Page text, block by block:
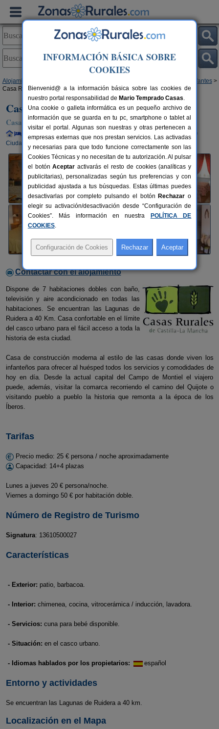
Alojamientos Villanueva de Los Infantes>
Casa Rural Iris
Casa Rural Iris
Casa Rural en Villanueva de Los Infantes (Ciudad Real)
Alquiler completo y por habitaciones 14+4 plazas
95 km de
Ciudad Real
Contactar con el alojamiento
Dispone de 7 habitaciones dobles con baño,
televisión y aire acondicionado en todas las
habitaciones. Se encuentran las Lagunas de
Ruidera a 40 Km. Casa confortable en el límite
del casco urbano para el fácil acceso a toda la
historia de esta ciudad.
Casa de construcción moderna al estilo de las casas donde viven los
infanteños para ofrecer al huésped todos los servicios y comodidades de
hoy en día. Desde la actual capital del Campo de Montiel el viajero
puede, además, visitar la comarca recorriendo el camino del Quijote o
visitando pueblo a pueblo la historia que remonta a la época de los
Íberos.
Tarifas
Precio medio: 25 € persona / noche aproximadamente
Capacidad: 14+4 plazas
Lunes a jueves 20 € persona/noche.
Viernes a domingo 50 € por habitación doble.
Número de Registro de Turismo
Signatura: 13610500027
Características
- Exterior: patio, barbacoa.
- Interior: chimenea, cocina, vitrocerámica / inducción, lavadora.
- Servicios: cuna para bebé disponible.
- Situación: en el casco urbano.
- Idiomas hablados por los propietarios: español
Entorno y actividades
Se encuentran las Lagunas de Ruidera a 40 km.
Localización en el Mapa
INFORMACIÓN BÁSICA SOBRE
COOKIES
Bienvenid@ a la información básica sobre las cookies de
nuestro portal responsabilidad de Mario Temprado Casas.
Una cookie o galleta informática es un pequeño archivo de
información que se guarda en tu pc, smartphone o tablet al
visitar el portal. Algunas son nuestras y otras pertenecen a
empresas externas que nos prestan servicios. Las activadas
y necesarias para que todo funcione correctamente son las
Cookies Técnicas y no necesitan de tu autorización. Al pulsar
el botónAceptar activarás el resto de cookies (analíticas y
publicitarias), personalizadas según tus preferencias y con
publicidad ajustada a tus búsquedas. Estas últimas puedes
desactivarlas por completo pulsando el botón Rechazar o
elegir su activación/desactivación desde “Configuración de
Cookies”. Más información en nuestra
POLÍTICA DE
COOKIES.